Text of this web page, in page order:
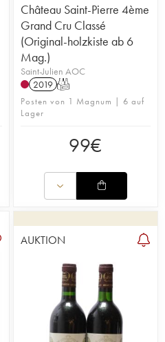
Château Saint-Pierre 4ème
Grand Cru Classé
(Original-holzkiste ab 6
Mag.)
Saint-Julien AOC
2019 T
Posten von 1 Magnum | 6 auf
Lager
99€
AUKTION